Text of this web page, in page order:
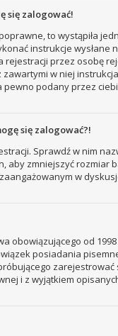
się zalogować!
to wystąpiła
instrukcje
przez osobę
w niej
podany przez
się zalogować?!
Sprawdź w nim
zmniejszyć rozmiar
w
obowiązującego od
posiadania
i z wyjątkiem